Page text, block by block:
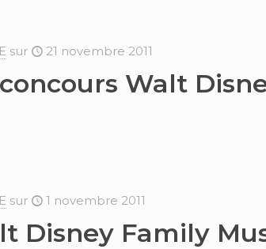
sur 21 novembre 2011
Walt
sur 1 novembre 2011
Disney Family